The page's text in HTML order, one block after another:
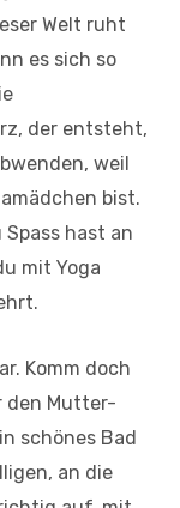
Welt ruht
es sich so
der entsteht,
weil
bist.
hast an
mit Yoga
Komm doch
den Mutter-
schönes Bad
an die